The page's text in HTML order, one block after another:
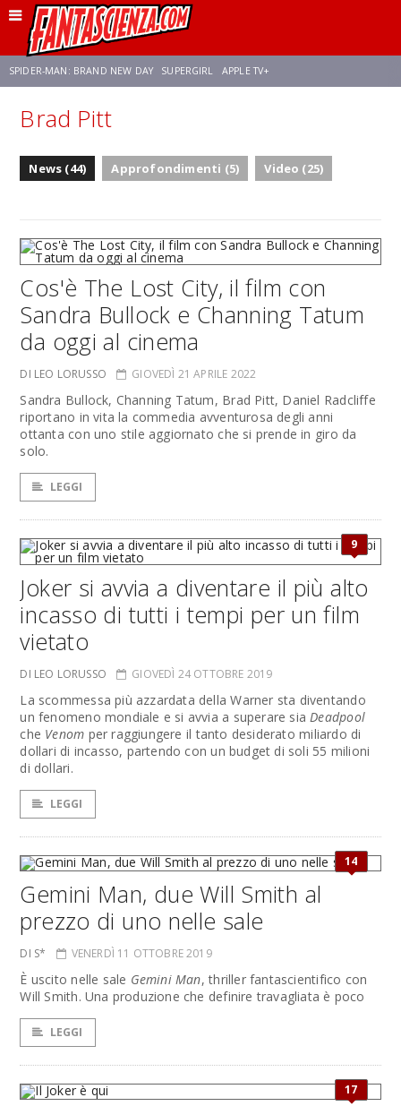
SPIDER-MAN: BRAND NEW DAY SUPERGIRL APPLE TV+
FRANCO RICCIARDIELLO
Brad Pitt
News (44) Approfondimenti (5) Video (25)
Cos'è The Lost City, il film con
Sandra Bullock e Channing Tatum
da oggi al cinema
DI LEO LORUSSO GIOVEDÌ 21 APRILE 2022
Sandra Bullock, Channing Tatum, Brad Pitt, Daniel Radcliffe
riportano in vita la commedia avventurosa degli anni
ottanta con uno stile aggiornato che si prende in giro da
solo.
LEGGI
9
Joker si avvia a diventare il più alto
incasso di tutti i tempi per un film
vietato
DI LEO LORUSSO GIOVEDÌ 24 OTTOBRE 2019
La scommessa più azzardata della Warner sta diventando
un fenomeno mondiale e si avvia a superare siaDeadpool
che Venom per raggiungere il tanto desiderato miliardo di
dollari di incasso, partendo con un budget di soli 55 milioni
di dollari.
LEGGI
14
Gemini Man, due Will Smith al
prezzo di uno nelle sale
DI S* VENERDÌ 11 OTTOBRE 2019
È uscito nelle sale Gemini Man, thriller fantascientifico con
Will Smith. Una produzione che definire travagliata è poco
LEGGI
17